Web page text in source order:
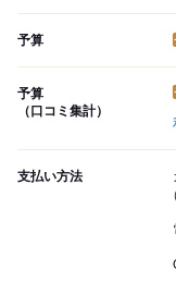
予算
予算
（口コミ集計）
支払い方法